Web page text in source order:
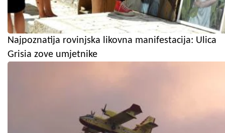
Najpoznatija rovinjska likovna manifestacija: Ulica
Grisia zove umjetnike